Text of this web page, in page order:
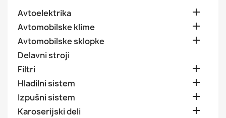
Avtoelektrika 
Avtomobilske klime 
Avtomobilske sklopke 
Delavni stroji
Filtri

Hladilni sistem 
Izpušni sistem 
Karoserijski deli 